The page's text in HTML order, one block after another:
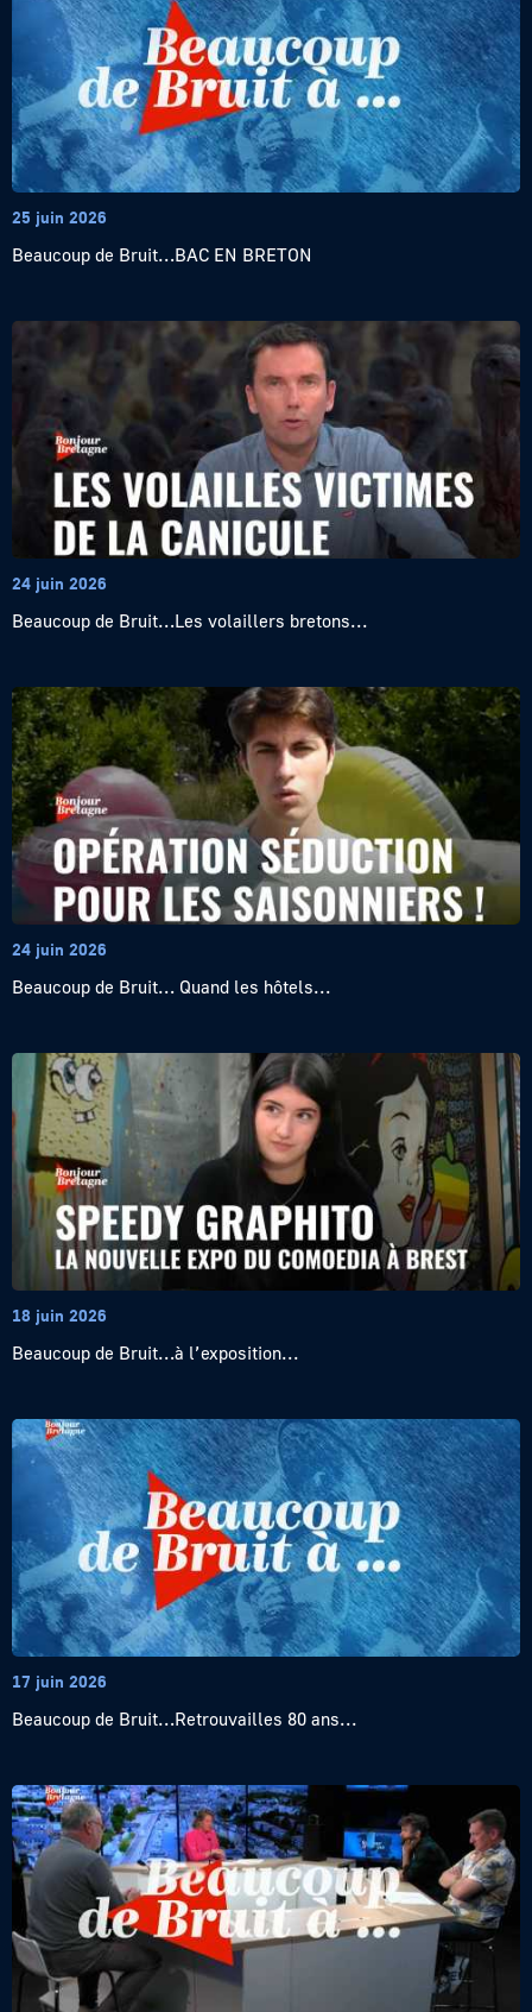
25 juin 2026
Beaucoup de Bruit…BAC EN BRETON
24 juin 2026
Beaucoup de Bruit…Les volaillers bretons...
24 juin 2026
Beaucoup de Bruit… Quand les hôtels...
18 juin 2026
Beaucoup de Bruit…à l’exposition...
17 juin 2026
Beaucoup de Bruit…Retrouvailles 80 ans...